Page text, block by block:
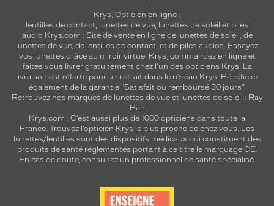
Krys, Opticien en ligne :
lentilles de contact, lunettes de vue, lunettes de soleil et piles
audio Krys.com : Site de vente en ligne de lunettes de soleil, de
lunettes de vue, de lentilles de contact, et de piles audios. Essayez
vos lunettes grâce au miroir virtuel Krys, commandez en ligne et
faites vous livrer gratuitement chez l'un des opticiens Krys. La
livraison est offerte pour un retrait dans le réseau Krys. Bénéficiez
également de la garantie "Satisfait ou remboursé 30 jours".
Retrouvez nos marques de lunettes de vue et lunettes de soleil : Ray
Ban
Krys.com : C’est aussi plus de 1000 opticiens dans toute la
France. Trouvez l’opticien Krys le plus proche de chez vous. Les
lunettes/lentilles sont des dispositifs médicaux qui constituent des
produits de santé réglementés portant à ce titre le marquage CE.
En cas de doute, consultez un professionnel de santé spécialisé.